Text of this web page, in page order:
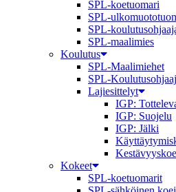
SPL-koetuomari
SPL-
SPL-
SPL-maalimies
Koulutus
SPL-Maalimiehet
SPL-
Lajiesittelyt
IGP:
IGP: Suojelu
IGP: Jälki
Kokeet
SPL-koetuomarit